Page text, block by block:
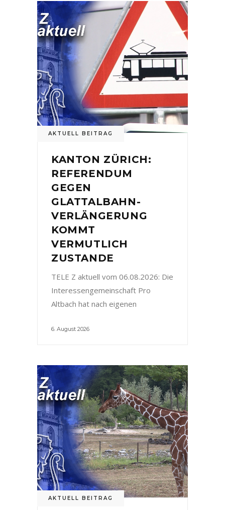
AKTUELL BEITRAG
KANTON ZÜRICH:
REFERENDUM
GEGEN
GLATTALBAHN-
VERLÄNGERUNG
KOMMT
VERMUTLICH
ZUSTANDE
TELE Z aktuell vom 06.08.2026: Die
Interessengemeinschaft Pro
Altbach hat nach eigenen
6. August 2026
AKTUELL BEITRAG